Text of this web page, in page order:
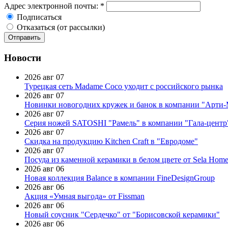
Адрес электронной почты: *
Подписаться
Отказаться (от рассылки)
Новости
2026 авг 07
Турецкая сеть Madame Coco уходит с российского рынка
2026 авг 07
Новинки новогодних кружек и банок в компании
2026 авг 07
Серия ножей SATOSHI "Рамель" в компании "Гала-
2026 авг 07
Скидка на продукцию Kitchen Craft в "Евродоме"
2026 авг 07
Посуда из каменной керамики в белом цвете от Sela Home
2026 авг 06
Новая коллекция Balance в компании FineDesignGroup
2026 авг 06
Акция «Умная выгода» от Fissman
2026 авг 06
Новый соусник "Сердечко" от "Борисовской керамики"
2026 авг 06